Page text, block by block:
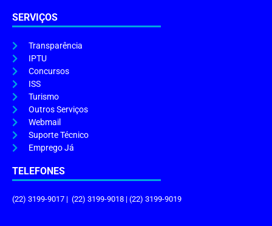
SERVIÇOS
Transparência
IPTU
Concursos
ISS
Turismo
Outros Serviços
Webmail
Suporte Técnico
Emprego Já
TELEFONES
(22) 3199-9017 | (22) 3199-9018 | (22) 3199-9019